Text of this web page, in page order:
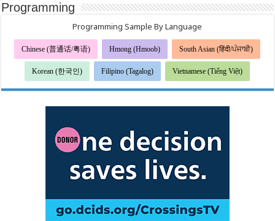
Programming
Programming Sample By Language
Chinese (普通话/粤语) Hmong (Hmoob) South Asian (हिंदी/ਪੰਜਾਬੀ)
Korean (한국인) Filipino (Tagalog) Vietnamese (Tiếng Việt)